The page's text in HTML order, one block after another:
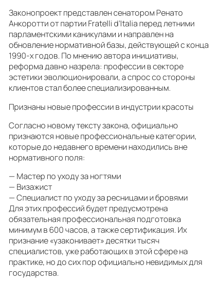
Законопроект представлен сенатором Ренато
Анкоротти от партии Fratelli d’Italia перед летними
парламентскими каникулами и направлен на
обновление нормативной базы, действующей с конца
1990-х годов. По мнению автора инициативы,
реформа давно назрела: профессии в секторе
эстетики эволюционировали, а спрос со стороны
клиентов стал более специализированным.
Признаны новые профессии в индустрии красоты
Согласно новому тексту закона, официально
признаются новые профессиональные категории,
которые до недавнего времени находились вне
нормативного поля:
— Мастер по уходу за ногтями
— Визажист
— Специалист по уходу за ресницами и бровями
Для этих профессий будет предусмотрена
обязательная профессиональная подготовка
минимум в 600 часов, а также сертификация. Их
признание «узаконивает» десятки тысяч
специалистов, уже работающих в этой сфере на
практике, но до сих пор официально невидимых для
государства.